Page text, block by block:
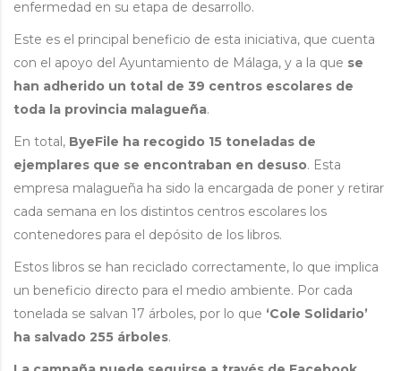
enfermedad en su etapa de desarrollo.
Este es el principal beneficio de esta iniciativa, que cuenta
con el apoyo del Ayuntamiento de Málaga, y a la que se
han adherido un total de 39 centros escolares de
toda la provincia malagueña.
En total, ByeFile ha recogido 15 toneladas de
ejemplares que se encontraban en desuso. Esta
empresa malagueña ha sido la encargada de poner y retirar
cada semana en los distintos centros escolares los
contenedores para el depósito de los libros.
Estos libros se han reciclado correctamente, lo que implica
un beneficio directo para el medio ambiente. Por cada
tonelada se salvan 17 árboles, por lo que ‘Cole Solidario’
ha salvado 255 árboles.